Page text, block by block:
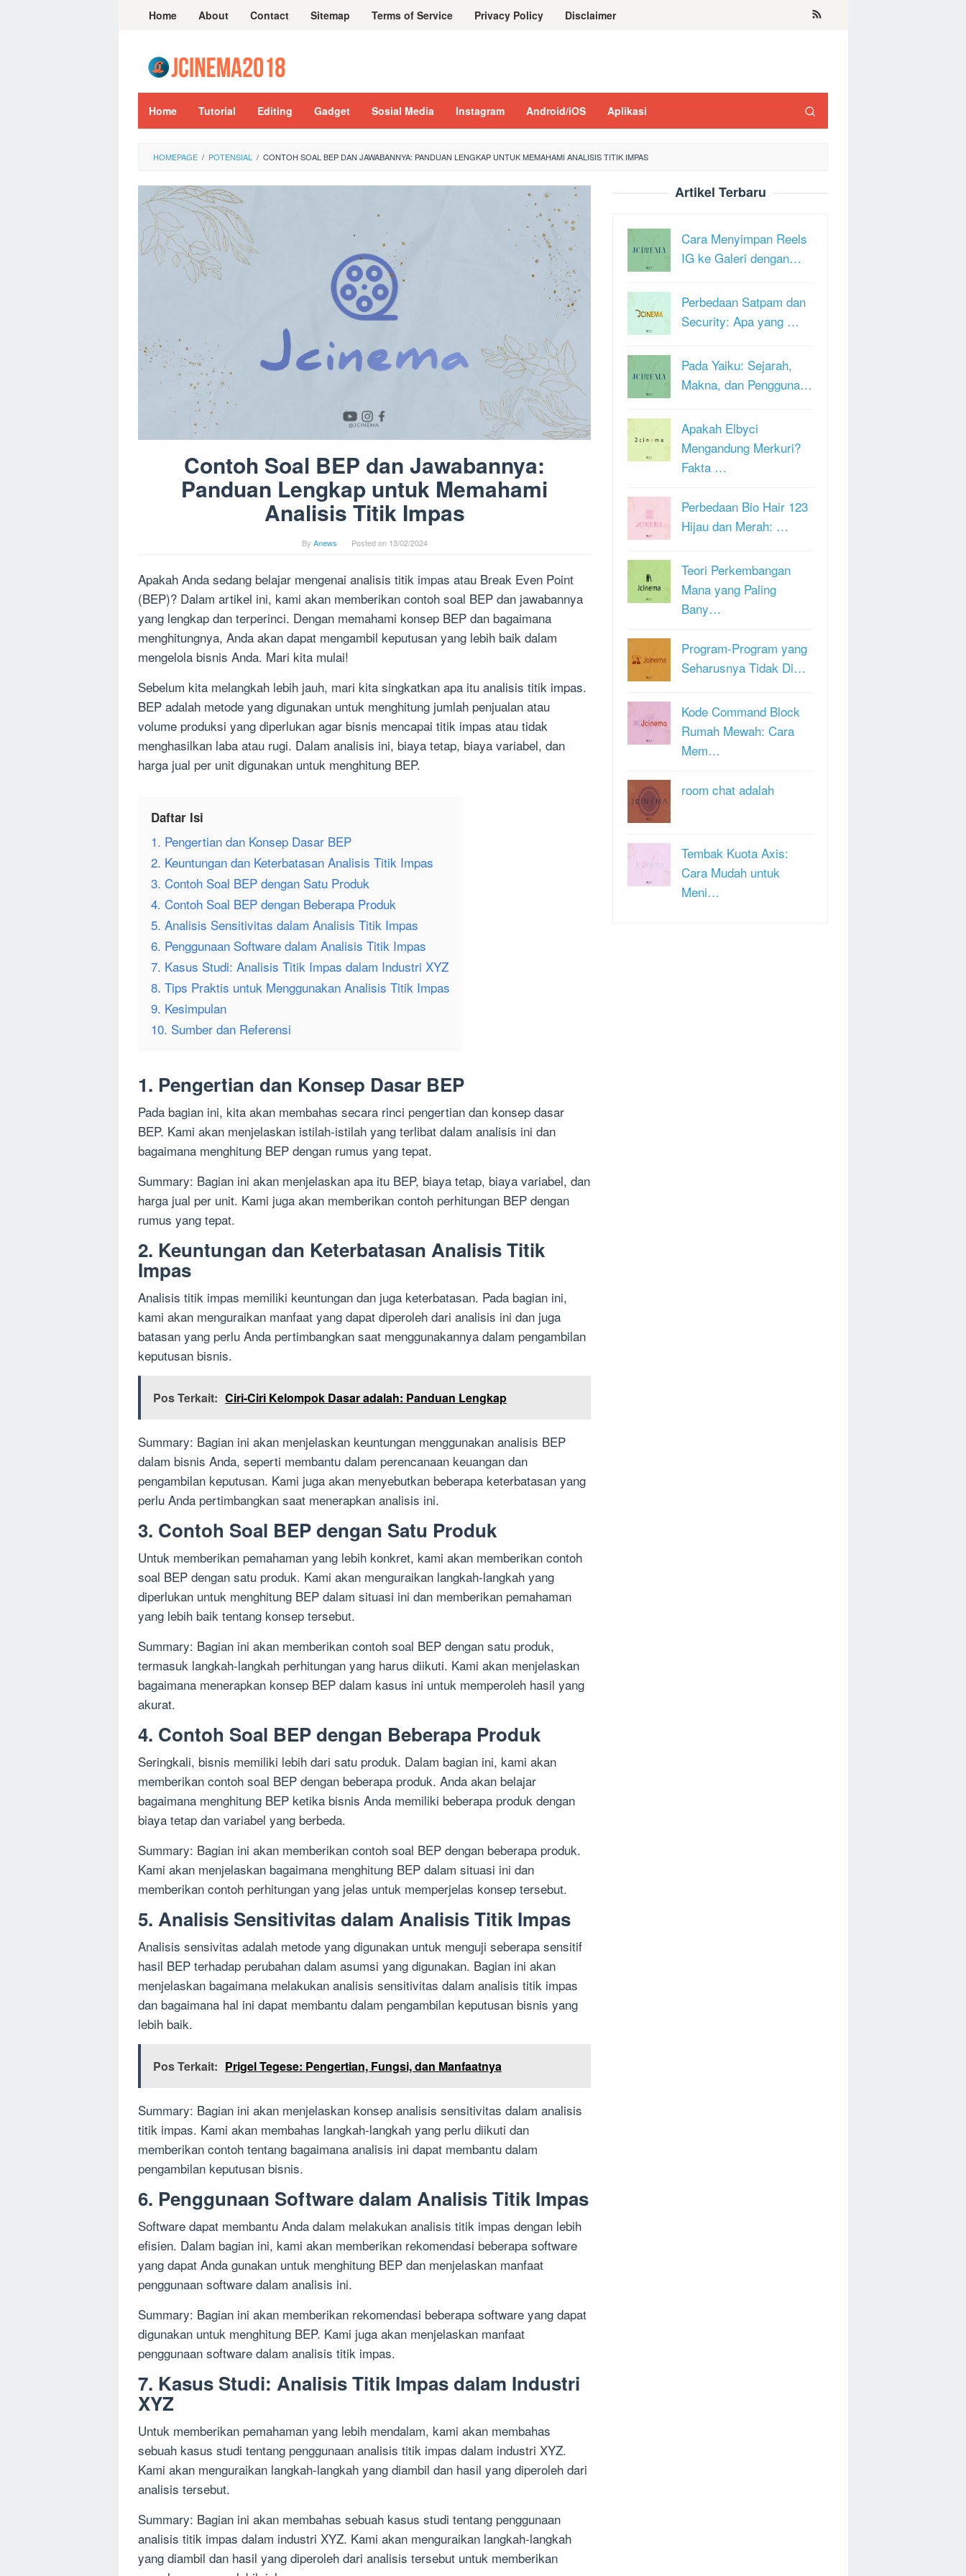
Home About Contact Sitemap Terms of Service Privacy Policy Disclaimer
Home Tutorial Editing Gadget Sosial Media Instagram Android/iOS Aplikasi
HOMEPAGE / POTENSIAL / CONTOH SOAL BEP DAN JAWABANNYA: PANDUAN LENGKAP UNTUK MEMAHAMI ANALISIS TITIK IMPAS
Contoh Soal BEP dan Jawabannya:
Panduan Lengkap untuk Memahami
Analisis Titik Impas
By Anews Posted on 13/02/2024
Apakah Anda sedang belajar mengenai analisis titik impas atau Break Even Point
(BEP)? Dalam artikel ini, kami akan memberikan contoh soal BEP dan jawabannya
yang lengkap dan terperinci. Dengan memahami konsep BEP dan bagaimana
menghitungnya, Anda akan dapat mengambil keputusan yang lebih baik dalam
mengelola bisnis Anda. Mari kita mulai!
Sebelum kita melangkah lebih jauh, mari kita singkatkan apa itu analisis titik impas.
BEP adalah metode yang digunakan untuk menghitung jumlah penjualan atau
volume produksi yang diperlukan agar bisnis mencapai titik impas atau tidak
menghasilkan laba atau rugi. Dalam analisis ini, biaya tetap, biaya variabel, dan
harga jual per unit digunakan untuk menghitung BEP.
Daftar Isi
1. Pengertian dan Konsep Dasar BEP
2. Keuntungan dan Keterbatasan Analisis Titik Impas
3. Contoh Soal BEP dengan Satu Produk
4. Contoh Soal BEP dengan Beberapa Produk
5. Analisis Sensitivitas dalam Analisis Titik Impas
6. Penggunaan Software dalam Analisis Titik Impas
7. Kasus Studi: Analisis Titik Impas dalam Industri XYZ
8. Tips Praktis untuk Menggunakan Analisis Titik Impas
9. Kesimpulan
10. Sumber dan Referensi
1. Pengertian dan Konsep Dasar BEP
Pada bagian ini, kita akan membahas secara rinci pengertian dan konsep dasar
BEP. Kami akan menjelaskan istilah-istilah yang terlibat dalam analisis ini dan
bagaimana menghitung BEP dengan rumus yang tepat.
Summary: Bagian ini akan menjelaskan apa itu BEP, biaya tetap, biaya variabel, dan
harga jual per unit. Kami juga akan memberikan contoh perhitungan BEP dengan
rumus yang tepat.
2. Keuntungan dan Keterbatasan Analisis Titik
Impas
Analisis titik impas memiliki keuntungan dan juga keterbatasan. Pada bagian ini,
kami akan menguraikan manfaat yang dapat diperoleh dari analisis ini dan juga
batasan yang perlu Anda pertimbangkan saat menggunakannya dalam pengambilan
keputusan bisnis.
Pos Terkait: Ciri-Ciri Kelompok Dasar adalah: Panduan Lengkap
Summary: Bagian ini akan menjelaskan keuntungan menggunakan analisis BEP
dalam bisnis Anda, seperti membantu dalam perencanaan keuangan dan
pengambilan keputusan. Kami juga akan menyebutkan beberapa keterbatasan yang
perlu Anda pertimbangkan saat menerapkan analisis ini.
3. Contoh Soal BEP dengan Satu Produk
Untuk memberikan pemahaman yang lebih konkret, kami akan memberikan contoh
soal BEP dengan satu produk. Kami akan menguraikan langkah-langkah yang
diperlukan untuk menghitung BEP dalam situasi ini dan memberikan pemahaman
yang lebih baik tentang konsep tersebut.
Summary: Bagian ini akan memberikan contoh soal BEP dengan satu produk,
termasuk langkah-langkah perhitungan yang harus diikuti. Kami akan menjelaskan
bagaimana menerapkan konsep BEP dalam kasus ini untuk memperoleh hasil yang
akurat.
4. Contoh Soal BEP dengan Beberapa Produk
Seringkali, bisnis memiliki lebih dari satu produk. Dalam bagian ini, kami akan
memberikan contoh soal BEP dengan beberapa produk. Anda akan belajar
bagaimana menghitung BEP ketika bisnis Anda memiliki beberapa produk dengan
biaya tetap dan variabel yang berbeda.
Summary: Bagian ini akan memberikan contoh soal BEP dengan beberapa produk.
Kami akan menjelaskan bagaimana menghitung BEP dalam situasi ini dan
memberikan contoh perhitungan yang jelas untuk memperjelas konsep tersebut.
5. Analisis Sensitivitas dalam Analisis Titik Impas
Analisis sensivitas adalah metode yang digunakan untuk menguji seberapa sensitif
hasil BEP terhadap perubahan dalam asumsi yang digunakan. Bagian ini akan
menjelaskan bagaimana melakukan analisis sensitivitas dalam analisis titik impas
dan bagaimana hal ini dapat membantu dalam pengambilan keputusan bisnis yang
lebih baik.
Pos Terkait: Prigel Tegese: Pengertian, Fungsi, dan Manfaatnya
Summary: Bagian ini akan menjelaskan konsep analisis sensitivitas dalam analisis
titik impas. Kami akan membahas langkah-langkah yang perlu diikuti dan
memberikan contoh tentang bagaimana analisis ini dapat membantu dalam
pengambilan keputusan bisnis.
6. Penggunaan Software dalam Analisis Titik Impas
Software dapat membantu Anda dalam melakukan analisis titik impas dengan lebih
efisien. Dalam bagian ini, kami akan memberikan rekomendasi beberapa software
yang dapat Anda gunakan untuk menghitung BEP dan menjelaskan manfaat
penggunaan software dalam analisis ini.
Summary: Bagian ini akan memberikan rekomendasi beberapa software yang dapat
digunakan untuk menghitung BEP. Kami juga akan menjelaskan manfaat
penggunaan software dalam analisis titik impas.
7. Kasus Studi: Analisis Titik Impas dalam Industri
XYZ
Untuk memberikan pemahaman yang lebih mendalam, kami akan membahas
sebuah kasus studi tentang penggunaan analisis titik impas dalam industri XYZ.
Kami akan menguraikan langkah-langkah yang diambil dan hasil yang diperoleh dari
analisis tersebut.
Summary: Bagian ini akan membahas sebuah kasus studi tentang penggunaan
analisis titik impas dalam industri XYZ. Kami akan menguraikan langkah-langkah
yang diambil dan hasil yang diperoleh dari analisis tersebut untuk memberikan
Artikel Terbaru
Cara Menyimpan Reels
IG ke Galeri dengan…
Perbedaan Satpam dan
Security: Apa yang …
Pada Yaiku: Sejarah,
Makna, dan Pengguna…
Apakah Elbyci
Mengandung Merkuri?
Fakta …
Perbedaan Bio Hair 123
Hijau dan Merah: …
Teori Perkembangan
Mana yang Paling
Bany…
Program-Program yang
Seharusnya Tidak Di…
Kode Command Block
Rumah Mewah: Cara
Mem…
room chat adalah
Tembak Kuota Axis:
Cara Mudah untuk
Meni…